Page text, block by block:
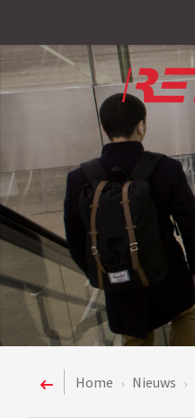
Home › Nieuws ›